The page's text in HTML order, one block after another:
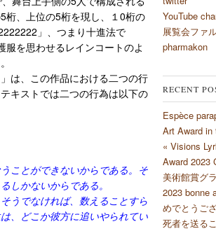
桁、上位の5桁を現し、１0桁の
」、つまり十進法で
服を思わせるレインコートのよ
は、この作品における二つの行
キストでは二つの行為は以下の
ことができないからである。そ
しかないからである。
うでなければ、数えることすら
、どこか彼方に追いやられてい
YouTube
展覧会ファ
pharmakon
RECENT
Espèce
Art Award in
« Visions
Award 2023
美術館賞グ
2023 bonne
めでとうご
死者を送る